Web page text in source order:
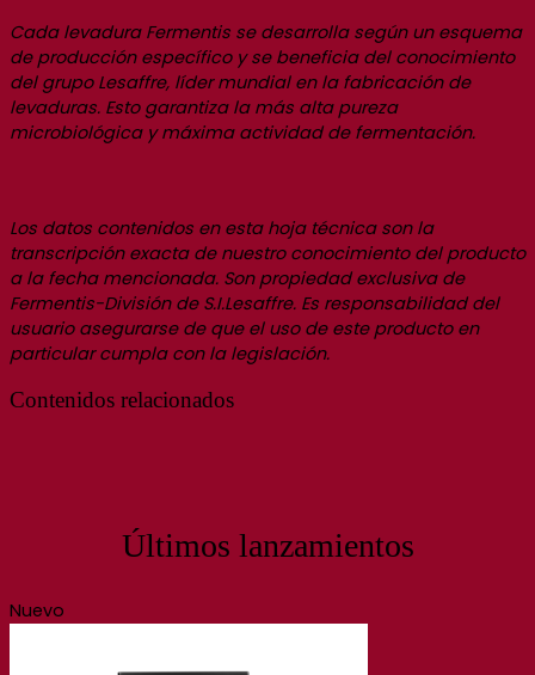
Cada levadura Fermentis se desarrolla según un esquema
de producción específico y se beneficia del conocimiento
del grupo Lesaffre, líder mundial en la fabricación de
levaduras. Esto garantiza la más alta pureza
microbiológica y máxima actividad de fermentación.
Los datos contenidos en esta hoja técnica son la
transcripción exacta de nuestro conocimiento del producto
a la fecha mencionada. Son propiedad exclusiva de
Fermentis-División de S.I.Lesaffre. Es responsabilidad del
usuario asegurarse de que el uso de este producto en
particular cumpla con la legislación.
Contenidos relacionados
Últimos lanzamientos
Nuevo